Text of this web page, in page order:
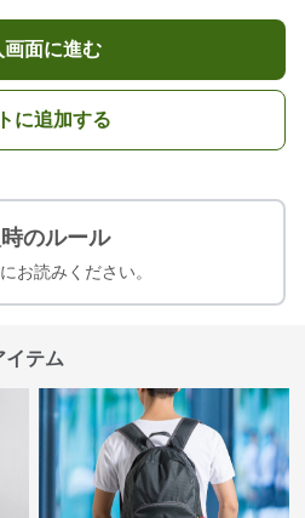
画面に進む
に追加する
のルール
お読みください。
イテム